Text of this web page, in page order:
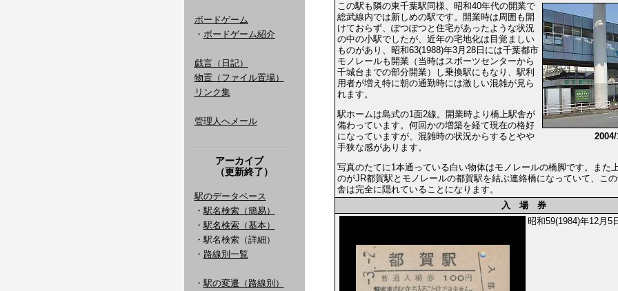
ボードゲーム
・ ボードゲーム紹介
戯言（日記）
物置（ファイル置場）
リンク集
管理人へメール
アーカイブ
（更新終了）
駅のデータベース
・ 駅名検索（簡易）
・ 駅名検索（基本）
・駅名検索（詳細）
・ 路線別一覧
・ 駅の変遷（路線別）
この駅も隣の東千葉駅同様、昭和40年代の開業で
総武線内では新しめの駅です。開業時は周囲も開
けておらず、ぽつぽつと住宅があったような状況
の中の小駅でしたが、近年の宅地化は目覚ましい
ものがあり、昭和63(1988)年3月28日には千葉都市
モノレールも開業（当時はスポーツセンターから
千城台までの部分開業）し乗換駅にもなり、駅利
用者が増え特に朝の通勤時には激しい混雑が見ら
れます。
駅ホームは島式の1面2線。開業時より橋上駅舎が
備わっています。何回かの増築を経て現在の格好
になっていますが、混雑時の状況からするとやや
手狭な感があります。
写真のたてに1本通っている白い物体はモノレールの橋脚です。また
のがJR都賀駅とモノレールの都賀駅を結ぶ連絡橋になっていて、こ
舎は完全に隠れていることになります。
入 場 券
昭和59(1984)年12月5